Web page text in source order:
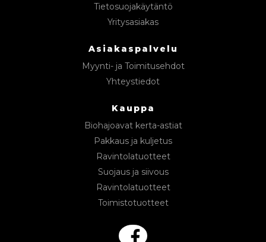
Tietosuojakäytäntö
Yritysasiakas
Asiakaspalvelu
Myynti- ja Toimitusehdot
Yhteystiedot
Kauppa
Biohajoavat kerta-astiat
Pakkaus ja kuljetus
Ravintolatuotteet
Suojaus ja siivous
Ravintolatuotteet
Toimistotuotteet